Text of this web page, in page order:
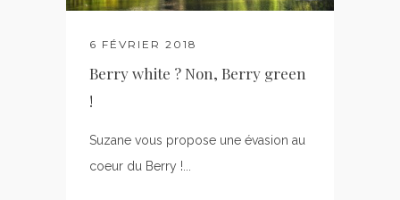
6 FÉVRIER 2018
Berry white ? Non, Berry green
!
Suzane vous propose une évasion au
coeur du Berry !...